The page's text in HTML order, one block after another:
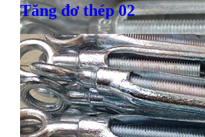
Bulong
Tăng đơ thép 02